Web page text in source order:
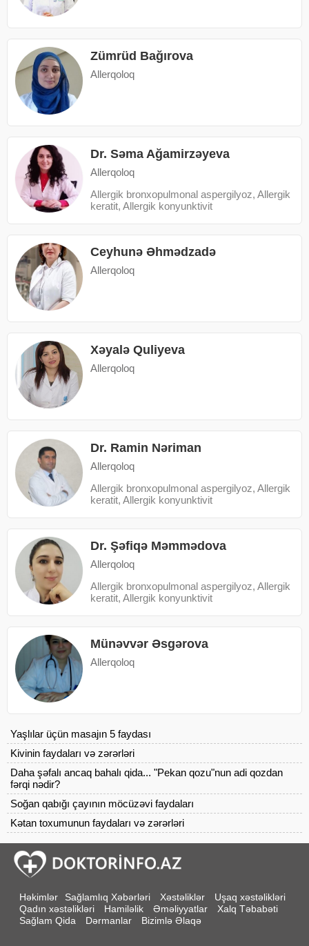
Zümrüd Bağırova
Allerqoloq
Dr. Səma Ağamirzəyeva
Allerqoloq
Аllergik bronxopulmonal aspergilyoz, Allergik
keratit, Allergik konyunktivit
Ceyhunə Əhmədzadə
Allerqoloq
Xəyalə Quliyeva
Allerqoloq
Dr. Ramin Nəriman
Allerqoloq
Аllergik bronxopulmonal aspergilyoz, Allergik
keratit, Allergik konyunktivit
Dr. Şəfiqə Məmmədova
Allerqoloq
Аllergik bronxopulmonal aspergilyoz, Allergik
keratit, Allergik konyunktivit
Münəvvər Əsgərova
Allerqoloq
Yaşlılar üçün masajın 5 faydası
Kivinin faydaları və zərərləri
Daha şəfalı ancaq bahalı qida... "Pekan qozu"nun adi qozdan
fərqi nədir?
Soğan qabığı çayının möcüzəvi faydaları
Kətan toxumunun faydaları və zərərləri
Həkimlər Sağlamlıq Xəbərləri Xəstəliklər
Uşaq xəstəlikləri
Qadın xəstəlikləri
Hamiləlik Əməliyyatlar
Xalq Təbabəti
Sağlam Qida
Dərmanlar Bizimlə Əlaqə